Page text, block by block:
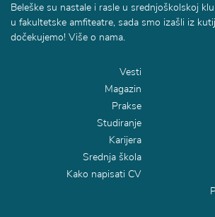
Beleške su nastale i rasle u srednjoškolskoj
u fakultetske amfiteatre, sada smo izašli iz
dočekujemo! Više o nama.
Vesti
Magazin
Prakse
Studiranje
Karijera
Srednja škola
Kako napisati CV